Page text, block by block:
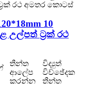
10
උල්පත් ට්‍රක් රථ
තීන්ත
ආලේප
කරන්න
විද්‍යුත්
විච්ඡේදක
තීන්ත